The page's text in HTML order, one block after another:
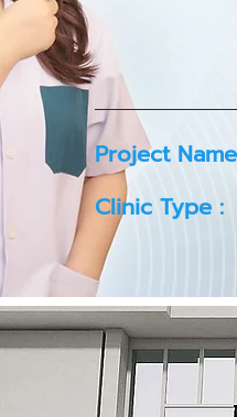
Project
Clinic Type :